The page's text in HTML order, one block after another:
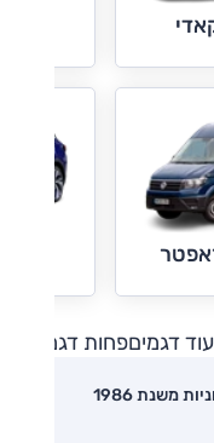
עוד דגמיםפחות דגמים
משנת 1986